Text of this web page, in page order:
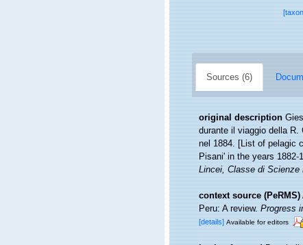
Sources (6)
original description
durante il viaggio della
nel 1884. [List of pelagic
Pisani' in the years
Lincei, Classe di Scienze
context source (PeRMS)
Peru: A review.Progress
[details] Available for editors